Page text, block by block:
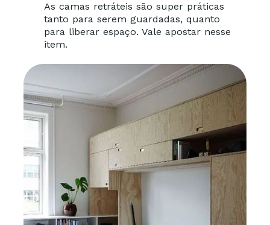
As camas retráteis são super práticas
tanto para serem guardadas, quanto
para liberar espaço. Vale apostar nesse
item.